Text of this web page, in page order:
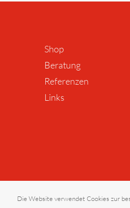
Shop
Beratung
Referenzen
Links
Die Website verwendet Cookies zur